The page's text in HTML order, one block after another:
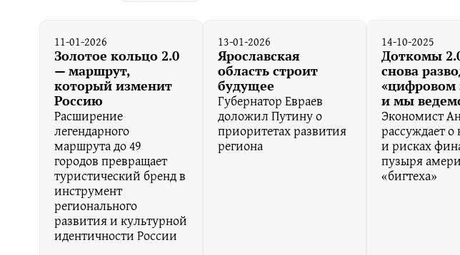
11-01-2026
Золотое кольцо 2.0
— маршрут,
который изменит
Россию
Расширение
легендарного
маршрута до 49
городов превращает
туристический бренд в
инструмент
регионального
развития и культурной
идентичности России
13-01-2026
Ярославская
область строит
будущее
Губернатор Евраев
доложил Путину о
приоритетах развития
региона
14-10-2025
Доткомы
снова
«цифровом
и мы
Экономист
рассуждает
и рисках
пузыря
«бигтеха»